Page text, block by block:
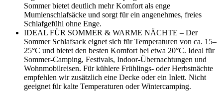
Sommer bietet deutlich mehr Komfort als enge
Mumienschlafsäcke und sorgt für ein angenehmes, freies
Schlafgefühl ohne Enge.
IDEAL FÜR SOMMER & WARME NÄCHTE – Der
Sommer Schlafsack eignet sich für Temperaturen von ca. 15–
25°C und bietet den besten Komfort bei etwa 20°C. Ideal für
Sommer-Camping, Festivals, Indoor-Übernachtungen und
Wohnmobilreisen. Für kühlere Frühlings- oder Herbstnächte
empfehlen wir zusätzlich eine Decke oder ein Inlett. Nicht
geeignet für kalte Temperaturen oder Wintercamping.